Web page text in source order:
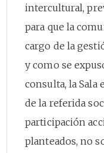
intercultural,
para que la
cargo de la
y como se
consulta, la Sala
de la referida
participación
planteados, no